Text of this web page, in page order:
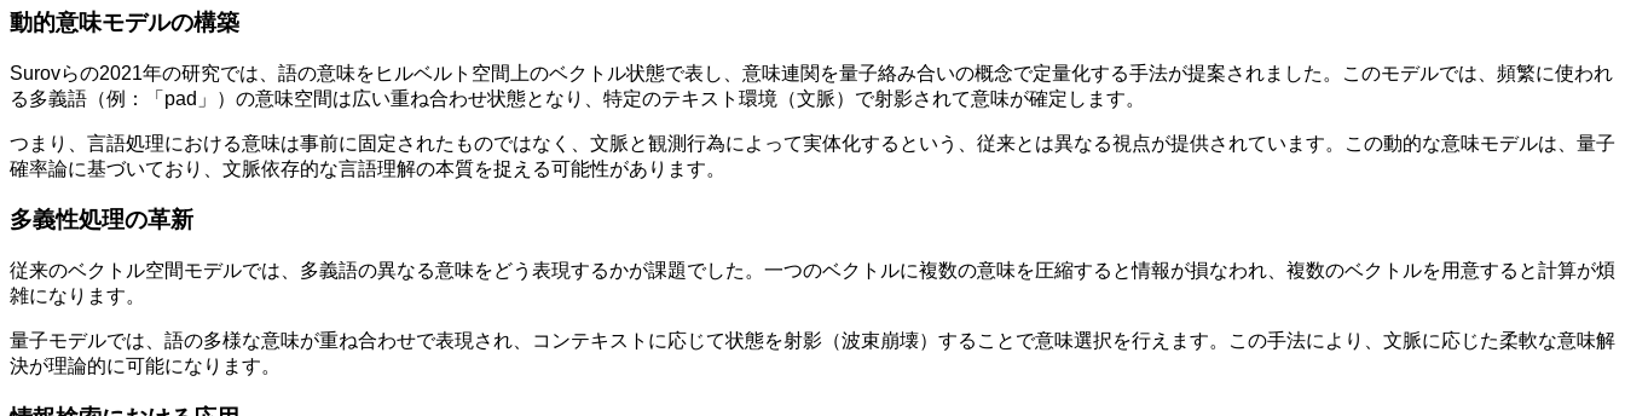
動的意味モデルの構築
Surovらの2021年の研究では、語の意味をヒルベルト空間上のベクトル状態で表し、意味連関を量子絡み合いの概念で定量化する手法が提案されました。このモデルでは、頻繁に使われ
る多義語（例：「pad」）の意味空間は広い重ね合わせ状態となり、特定のテキスト環境（文脈）で射影されて意味が確定します。
つまり、言語処理における意味は事前に固定されたものではなく、文脈と観測行為によって実体化するという、従来とは異なる視点が提供されています。この動的な意味モデルは、量子
確率論に基づいており、文脈依存的な言語理解の本質を捉える可能性があります。
多義性処理の革新
従来のベクトル空間モデルでは、多義語の異なる意味をどう表現するかが課題でした。一つのベクトルに複数の意味を圧縮すると情報が損なわれ、複数のベクトルを用意すると計算が煩
雑になります。
量子モデルでは、語の多様な意味が重ね合わせで表現され、コンテキストに応じて状態を射影（波束崩壊）することで意味選択を行えます。この手法により、文脈に応じた柔軟な意味解
決が理論的に可能になります。